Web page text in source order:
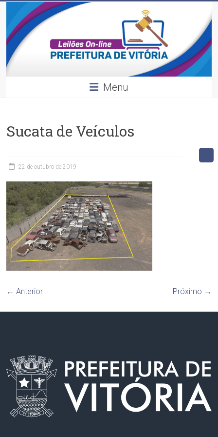
content
Leilões
Divulgação
dos
leilões
realizados
pela
Menu
Sucata de Veículos
22 de outubro de 2019
← Anterior Próximo →